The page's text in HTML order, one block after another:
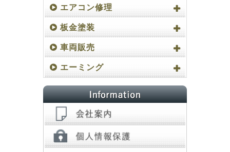
エアコン修理
板金塗装
車両販売
エーミング